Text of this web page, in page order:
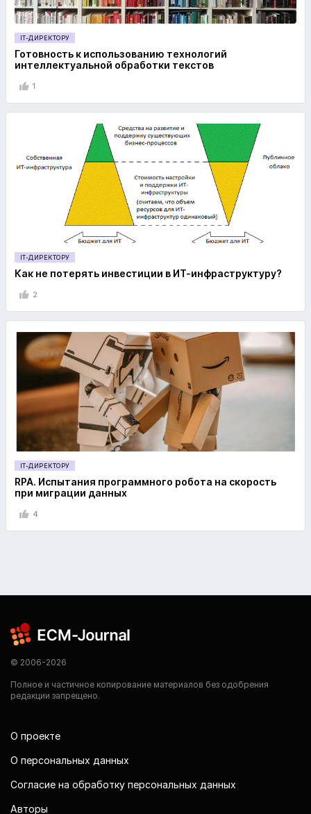
IT-ДИРЕКТОРУ
Готовность к использованию технологий
интеллектуальной обработки текстов
1
IT-ДИРЕКТОРУ
Как не потерять инвестиции в ИТ-инфраструктуру?
2
IT-ДИРЕКТОРУ
RPA. Испытания программного робота на скорость
при миграции данных
4
© 2006-2026
Полное и частичное копирование материалов без одобрения
редакции запрещено.
О проекте
О персональных данных
Согласие на обработку персональных данных
Авторы